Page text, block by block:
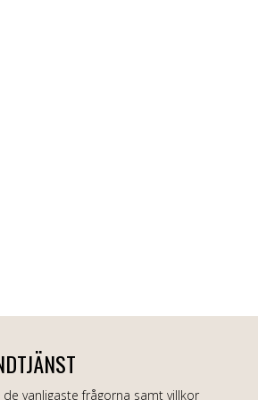
de vanligaste frågorna samt villkor